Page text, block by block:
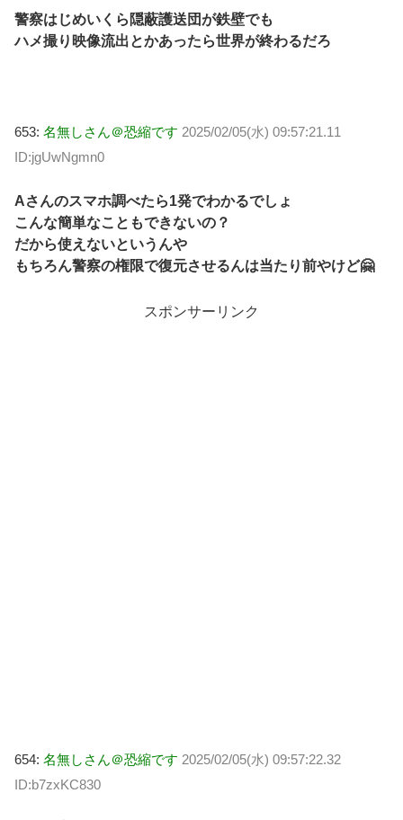
警察はじめいくら隠蔽護送団が鉄壁でも
ハメ撮り映像流出とかあったら世界が終わるだろ
653: 名無しさん＠恐縮です 2025/02/05(水) 09:57:21.11
ID:jgUwNgmn0
Aさんのスマホ調べたら1発でわかるでしょ
こんな簡単なこともできないの？
だから使えないというんや
もちろん警察の権限で復元させるんは当たり前やけど🤗
スポンサーリンク
654: 名無しさん＠恐縮です 2025/02/05(水) 09:57:22.32
ID:b7zxKC830